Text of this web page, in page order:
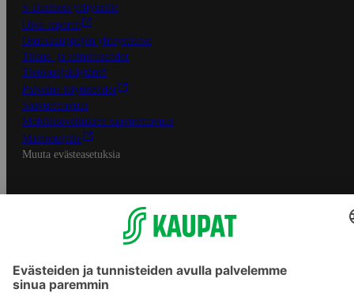
S-Business yrityksille
Oiva-raportit
Osuuskauppojen yhteystiedot
Tilaus- ja toimitusehdot
Tietosuojakäytäntö
Palvelun käyttöehdot
Saavutettavuus
Mobiilisovelluksen saavutettavuus
Mainostajalle
Muuta evästeasetuksia
S-ryhmän palvelut
Asiakasomistajuus